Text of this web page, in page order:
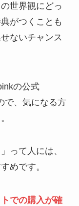
世界観にどっ
がつくことも
ないチャンス
の公式
で、気になる方
って人には、
めです。
での購入が確